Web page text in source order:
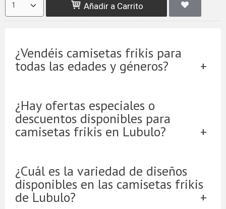
Añadir a Carrito
¿Vendéis camisetas frikis para
todas las edades y géneros?
¿Hay ofertas especiales o
descuentos disponibles para
camisetas frikis en Lubulo?
¿Cuál es la variedad de diseños
disponibles en las camisetas frikis
de Lubulo?